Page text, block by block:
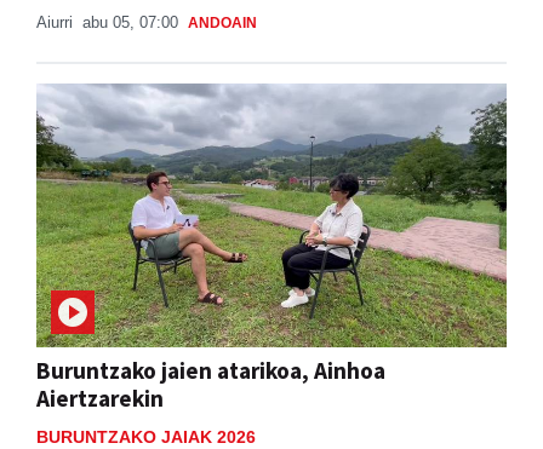
Aiurri abu 05, 07:00 ANDOAIN
Buruntzako jaien atarikoa, Ainhoa
Aiertzarekin
BURUNTZAKO JAIAK 2026